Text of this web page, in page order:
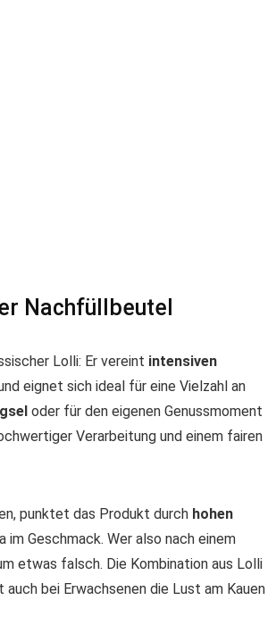
Nachfüllbeutel
Lolli: Er vereint intensiven
eignet sich ideal für eine Vielzahl an
oder für den eigenen Genussmoment
Verarbeitung und einem fairen
punktet das Produkt durch hohen
Geschmack. Wer also nach einem
etwas falsch. Die Kombination aus Lolli
bei Erwachsenen die Lust am Kauen